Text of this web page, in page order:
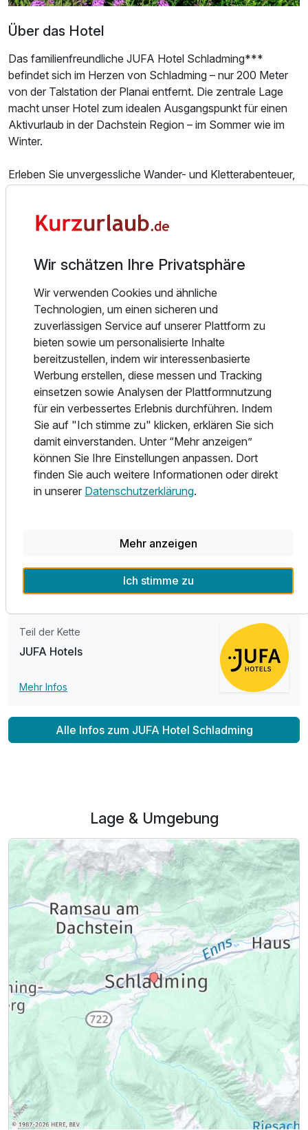
Ausstattung
Für 6 Tage
Einzelzimmer
Ausstattung
Ausstattung
Für 6 Tage p.P. ab 325,00 €
Familienzimmer B
2 Erwachsene und 2 Kinder
Über das Hotel
Das familienfreundliche JUFA Hotel Schladming***
befindet sich im Herzen von Schladming – nur 200 Meter
von der Talstation der Planai entfernt. Die zentrale Lage
macht unser Hotel zum idealen Ausgangspunkt für einen
Aktivurlaub in der Dachstein Region – im Sommer wie im
Winter.
Erleben Sie unvergessliche Wander- und Kletterabenteuer,
gehen Sie Mountainbiken oder genießen Sie entspannte
Dachsteinmassiv. Ob sportlich oder gemütlich – die Region
Für Spaß und Bewegung sorgt unser hoteleigener Indoor-
Erlebnisbereich mit Kletterwand und Tischtennis. Kinder
freuen sich über den Spielplatz direkt beim Hotel, während
Erwachsene in der Finnischen Sauna, dem Dampfbad oder
der Infrarotkabine entspannen. Nach einem aktiven Tag
laden wir Sie ein, in unserem gemütlichen Café einen frisch
gebrühten Kaffee mit hausgemachtem Kuchen zu
genießen.
Dank der zentralen Lage ist auch die lebendige Innenstadt
von Schladming in wenigen Schritten erreichbar – ideal für
einen abendlichen Stadtbummel mit der ganzen Familie.
Freuen Sie sich auf eine große Auswahl an modernen und
Hotel kostenfreies WLAN zur Verfügung. Das JUFA Hotel
Schladming*** ist zudem barrierefrei und somit auch für
Gäste mit besonderen Bedürfnissen bestens geeignet.
Teil der Kette
JUFA Hotels
Mehr Infos
Alle Infos zum JUFA Hotel Schladming
Lage & Umgebung
Wir schätzen Ihre Privatsphäre
Wir verwenden Cookies und ähnliche
Technologien, um einen sicheren und
zuverlässigen Service auf unserer Plattform zu
bieten sowie um personalisierte Inhalte
bereitzustellen, indem wir interessenbasierte
Werbung erstellen, diese messen und Tracking
einsetzen sowie Analysen der Plattformnutzung
für ein verbessertes Erlebnis durchführen. Indem
Sie auf "Ich stimme zu" klicken, erklären Sie sich
damit einverstanden. Unter “Mehr anzeigen”
können Sie Ihre Einstellungen anpassen. Dort
finden Sie auch weitere Informationen oder direkt
in unserer Datenschutzerklärung.
Mehr anzeigen
Ich stimme zu